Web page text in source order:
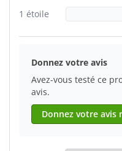
1 étoile
Donnez votre avis
Avez-vous testé ce
avis.
Donnez votre avis